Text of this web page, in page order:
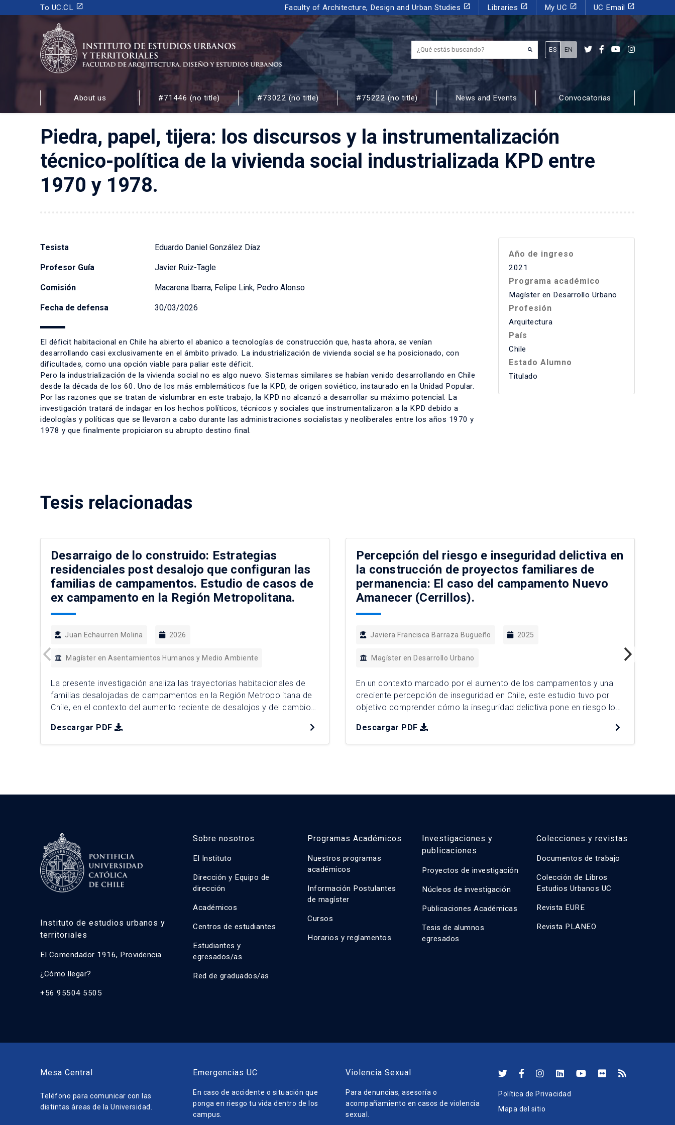
To UC.CL launch Faculty of Architecture, Design and Urban Studies launch Libraries launch My UC launch UC Email launch
INSTITUTO DE ESTUDIOS URBANOS
Y TERRITORIALES
FACULTAD DE ARQUITECTURA, DISEÑO Y ESTUDIOS URBANOS
¿Qué estás buscando?
ES EN
About us #71446 (no title) #73022 (no title) #75222 (no title) News and Events Convocatorias
Piedra, papel, tijera: los discursos y la instrumentalización
técnico-política de la vivienda social industrializada KPD entre
1970 y 1978.
Tesista Eduardo Daniel González Díaz
Profesor Guía Javier Ruiz-Tagle
Comisión Macarena Ibarra, Felipe Link, Pedro Alonso
Fecha de defensa 30/03/2026
El déficit habitacional en Chile ha abierto el abanico a tecnologías de construcción que, hasta ahora, se venían
desarrollando casi exclusivamente en el ámbito privado. La industrialización de vivienda social se ha posicionado, con
dificultades, como una opción viable para paliar este déficit.
Pero la industrialización de la vivienda social no es algo nuevo. Sistemas similares se habían venido desarrollando en Chile
desde la década de los 60. Uno de los más emblemáticos fue la KPD, de origen soviético, instaurado en la Unidad Popular.
Por las razones que se tratan de vislumbrar en este trabajo, la KPD no alcanzó a desarrollar su máximo potencial. La
investigación tratará de indagar en los hechos políticos, técnicos y sociales que instrumentalizaron a la KPD debido a
ideologías y políticas que se llevaron a cabo durante las administraciones socialistas y neoliberales entre los años 1970 y
1978 y que finalmente propiciaron su abrupto destino final.
Año de ingreso
2021
Programa académico
Magíster en Desarrollo Urbano
Profesión
Arquitectura
País
Chile
Estado Alumno
Titulado
Tesis relacionadas
Desarraigo de lo construido: Estrategias
residenciales post desalojo que configuran las
familias de campamentos. Estudio de casos de
ex campamento en la Región Metropolitana.
Juan Echaurren Molina 2026
Magíster en Asentamientos Humanos y Medio Ambiente
La presente investigación analiza las trayectorias habitacionales de
familias desalojadas de campamentos en la Región Metropolitana de
Chile, en el contexto del aumento reciente de desalojos y del cambio
enfoque cualitativo basado en cinco casos desalojados entre 2024 y
2025, se realizaron 31 entrevistas […]
Descargar PDF
Percepción del riesgo e inseguridad delictiva en
la construcción de proyectos familiares de
permanencia: El caso del campamento Nuevo
Amanecer (Cerrillos).
Javiera Francisca Barraza Bugueño 2025
Magíster en Desarrollo Urbano
En un contexto marcado por el aumento de los campamentos y una
creciente percepción de inseguridad en Chile, este estudio tuvo por
objetivo comprender cómo la inseguridad delictiva pone en riesgo los
campamento Nuevo Amanecer. La investigación utilizó una
metodología cualitativa, que incluyó una etnografía localizada y […]
Descargar PDF
Instituto de estudios urbanos y
territoriales
El Comendador 1916, Providencia
¿Cómo llegar?
+56 95504 5505
Sobre nosotros
El Instituto
Dirección y Equipo de
dirección
Académicos
Centros de estudiantes
Estudiantes y
egresados/as
Red de graduados/as
Programas Académicos
Nuestros programas
académicos
Información Postulantes
de magíster
Cursos
Horarios y reglamentos
Investigaciones y
publicaciones
Proyectos de investigación
Núcleos de investigación
Publicaciones Académicas
Tesis de alumnos
egresados
Colecciones y revistas
Documentos de trabajo
Colección de Libros
Estudios Urbanos UC
Revista EURE
Revista PLANEO
Mesa Central
Teléfono para comunicar con las
distintas áreas de la Universidad.
Emergencias UC
En caso de accidente o situación que
ponga en riesgo tu vida dentro de los
campus.
Violencia Sexual
Para denuncias, asesoría o
acompañamiento en casos de violencia
sexual.
Política de Privacidad
Mapa del sitio